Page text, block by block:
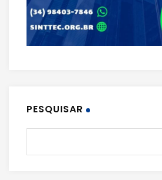
PESQUISAR